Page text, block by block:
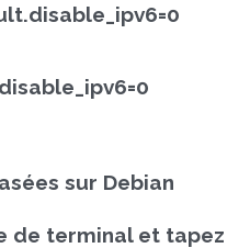
sur Debian
de terminal et tapez